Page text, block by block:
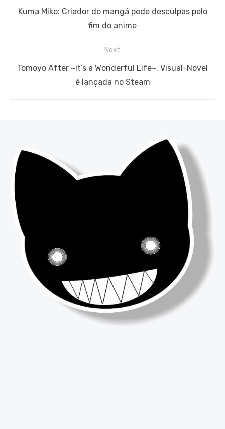
dePrevious
Kuma Miko: Criador do mangá pede desculpas pelo
fim do anime
Next
Next
Tomoyo After ~It’s a Wonderful Life~, Visual-Novel
é lançada no Steam